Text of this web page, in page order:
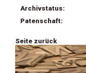
Archivstatus:
Patenschaft:
Seite zurück